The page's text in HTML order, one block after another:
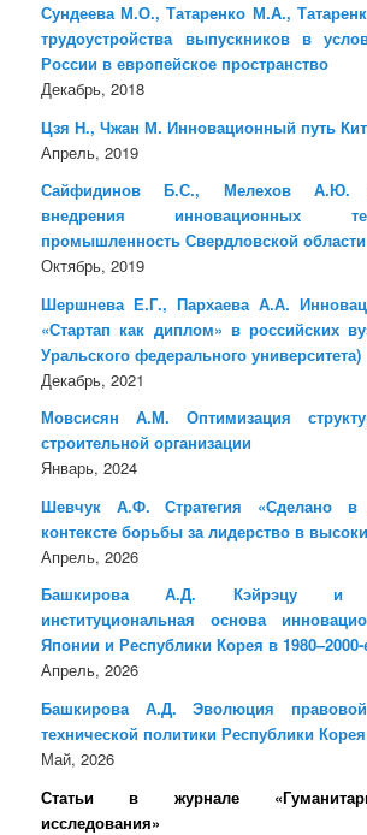
Сундеева М.О., Татаренко М.А.,
трудоустройства выпускников в
России в европейское пространство
Декабрь, 2018
Цзя Н., Чжан М. Инновационный путь
Апрель, 2019
Сайфидинов Б.С., Мелехов А.Ю.
внедрения инновационных
промышленность Свердловской области
Октябрь, 2019
Шершнева Е.Г., Пархаева А.А.
«Стартап как диплом» в российских
Уральского федерального университета)
Декабрь, 2021
Мовсисян А.М. Оптимизация
строительной организации
Январь, 2024
Шевчук А.Ф. Стратегия «Сделано
контексте борьбы за лидерство в
Апрель, 2026
Башкирова А.Д. Кэйрэцу и
институциональная основа
Японии и Республики Корея в 1980–2000-
Апрель, 2026
Башкирова А.Д. Эволюция
технической политики Республики Корея
Май, 2026
Статьи в журнале
исследования»